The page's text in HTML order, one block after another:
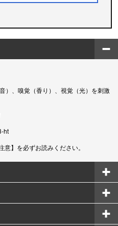
）、嗅覚（香り）、視覚（光）を刺激
ht
】を必ずお読みください。